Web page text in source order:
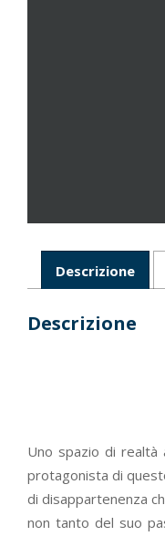
Descrizione
Descrizione
Uno spazio di realtà
protagonista di
di disappartenenza
non tanto del suo